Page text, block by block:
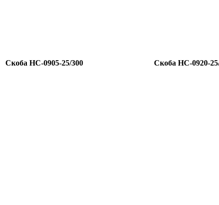
Скоба HC-0905-25/300 Скоба HC-0920-